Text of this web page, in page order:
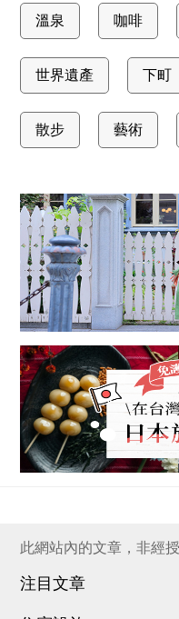
溫泉 咖啡
世界遺產 下町
散步 藝術
此網站內的文章，非經
注目文章